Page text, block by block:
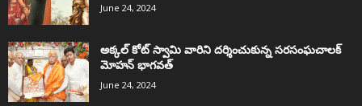
June 24, 2024
అక్కల్‌ కోట్‌ స్వామి వారిని దర్శించుకున్న సరసంఘచాలక్
మోహన్ భాగవత్
June 24, 2024